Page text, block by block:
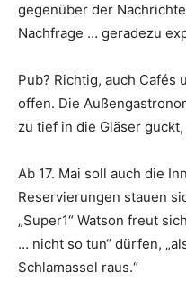
gegenüber der
Nachfrage … geradezu
Pub? Richtig, auch Cafés
offen. Die
zu tief in die Gläser
Ab 17. Mai soll auch die
Reservierungen stauen
„Super1“ Watson freut
… nicht so tun“ dürfen,
Schlamassel raus.“